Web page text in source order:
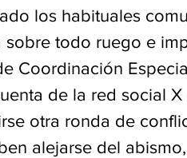
los habituales
todo ruego e
Coordinación
de la red social
otra ronda de
alejarse del